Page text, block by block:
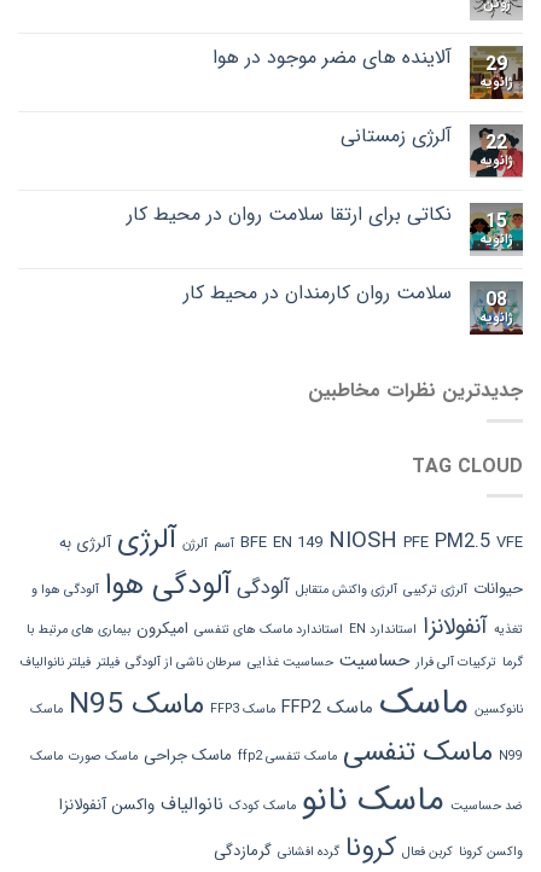
29
ژانویه
آلاینده های مضر موجود در هوا
22
ژانویه
آلرژی زمستانی
15
ژانویه
نکاتی برای ارتقا سلامت روان در محیط کار
08
ژانویه
سلامت روان کارمندان در محیط کار
جدیدترین نظرات مخاطبین
TAG CLOUD
BFE EN 149 NIOSH PFE PM2.5 VFE آسم آلرژن آلرژی آلرژی به
حیوانات آلرژی ترکیبی آلرژی واکنش متقابل آلودگیآلودگی هوا آلودگی هوا و
تغذیه آنفولانزا استاندارد EN استاندارد ماسک های تنفسی امیکرون بیماری های مرتبط با
گرما ترکیبات آلی فرار حساسیت حساسیت غذایی سرطان ناشی از آلودگی فیلتر فیلتر نانوالیاف
نانوکسین ماسک ماسک FFP2 ماسک FFP3 ماسک N95 ماسک
N99 ماسک تنفسی ماسک تنفسی ffp2 ماسک جراحی ماسک صورت ماسک
ضد حساسیت ماسک نانو ماسک کودک نانوالیاف واکسن آنفولانزا
واکسن کرونا کربن فعال کرونا گرده افشانی گرمازدگی